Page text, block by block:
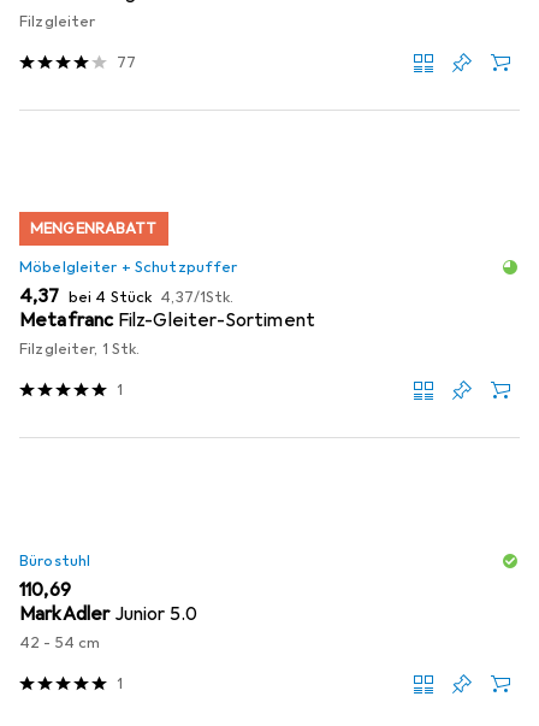
Filzgleiter
77
MENGENRABATT
Möbelgleiter + Schutzpuffer
EUR
4,37 bei 4 Stück EUR
4,37/1Stk.
Metafranc Filz-Gleiter-Sortiment
Filzgleiter, 1 Stk.
1
Bürostuhl
EUR
110,69
MarkAdler Junior 5.0
42 - 54 cm
1